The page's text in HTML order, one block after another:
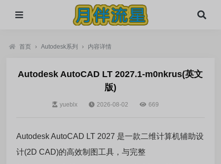
首页 › Autodesk系列 › 内容详情
Autodesk AutoCAD LT 2027.1-m0nkrus(英文
版)
yueblx 2026-08-02 669
Autodesk AutoCAD LT 2027 是一款二维计算机辅助设
计(2D CAD)的高效制图工具，与完整